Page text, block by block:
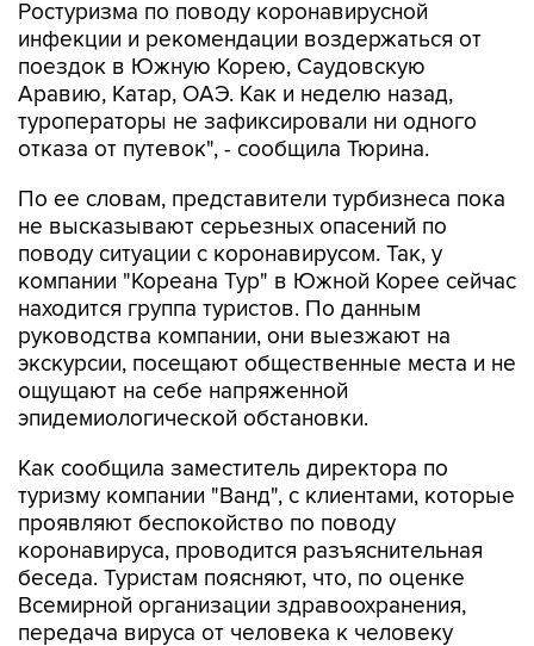
Ростуризма по поводу коронавирусной
инфекции и рекомендации воздержаться от
поездок в Южную Корею, Саудовскую
Аравию, Катар, ОАЭ. Как и неделю назад,
туроператоры не зафиксировали ни одного
отказа от путевок", - сообщила Тюрина.
По ее словам, представители турбизнеса пока
не высказывают серьезных опасений по
поводу ситуации с коронавирусом. Так, у
компании "Кореана Тур" в Южной Корее сейчас
находится группа туристов. По данным
руководства компании, они выезжают на
экскурсии, посещают общественные места и не
ощущают на себе напряженной
эпидемиологической обстановки.
Как сообщила заместитель директора по
туризму компании "Ванд", с клиентами, которые
проявляют беспокойство по поводу
коронавируса, проводится разъяснительная
беседа. Туристам поясняют, что, по оценке
Всемирной организации здравоохранения,
передача вируса от человека к человеку